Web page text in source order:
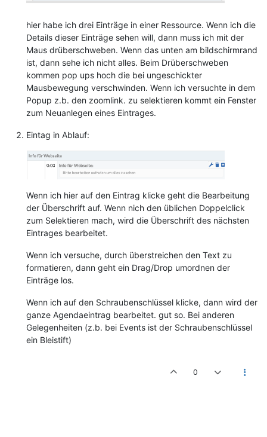
hier habe ich drei Einträge in einer Ressource. Wenn ich die
Details dieser Einträge sehen will, dann muss ich mit der
Maus drüberschweben. Wenn das unten am bildschirmrand
ist, dann sehe ich nicht alles. Beim Drüberschweben
kommen pop ups hoch die bei ungeschickter
Mausbewegung verschwinden. Wenn ich versuchte in dem
Popup z.b. den zoomlink. zu selektieren kommt ein Fenster
zum Neuanlegen eines Eintrages.
Eintag in Ablauf:
Wenn ich hier auf den Eintrag klicke geht die Bearbeitung
der Überschrift auf. Wenn nich den üblichen Doppelclick
zum Selektieren mach, wird die Überschrift des nächsten
Eintrages bearbeitet.
Wenn ich versuche, durch überstreichen den Text zu
formatieren, dann geht ein Drag/Drop umordnen der
Einträge los.
Wenn ich auf den Schraubenschlüssel klicke, dann wird der
ganze Agendaeintrag bearbeitet. gut so. Bei anderen
Gelegenheiten (z.b. bei Events ist der Schraubenschlüssel
ein Bleistift)
0